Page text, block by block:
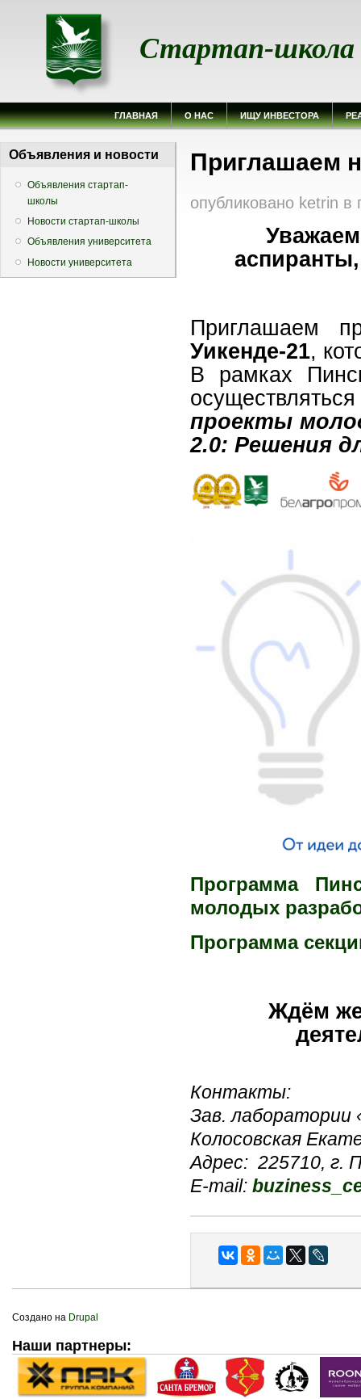
Стартап-школа
ГЛАВНАЯ О НАС ИЩУ ИНВЕСТОРА
Объявления и новости
Объявления стартап-
школы
Новости стартап-школы
Объявления университета
Новости университета
Вы здесь
Приглашаем
опубликовано ketrin в
Приглашаем
Уикенде-21,
В рамках
проекты
2.0: Решения
Программа
молодых
Программа
Ждём
Контакты:
Зав. лаборатории
Колосовская
Адрес: 225710, г.
E-mail:
Создано на Drupal
Наши партнеры: